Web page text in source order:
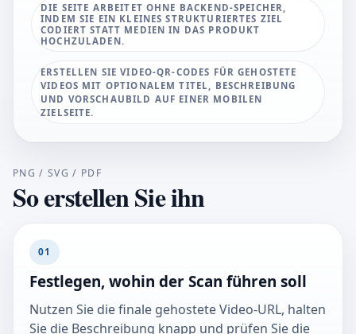
DIE SEITE ARBEITET OHNE BACKEND-SPEICHER,
INDEM SIE EIN KLEINES STRUKTURIERTES ZIEL
CODIERT STATT MEDIEN IN DAS PRODUKT
HOCHZULADEN.
ERSTELLEN SIE VIDEO-QR-CODES FÜR GEHOSTETE
VIDEOS MIT OPTIONALEM TITEL, BESCHREIBUNG
UND VORSCHAUBILD AUF EINER MOBILEN
ZIELSEITE.
PNG / SVG / PDF
So erstellen Sie ihn
01
Festlegen, wohin der Scan führen soll
Nutzen Sie die finale gehostete Video-URL, halten
Sie die Beschreibung knapp und prüfen Sie die